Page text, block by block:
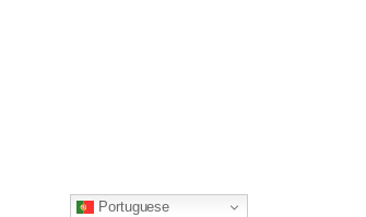
Portuguese